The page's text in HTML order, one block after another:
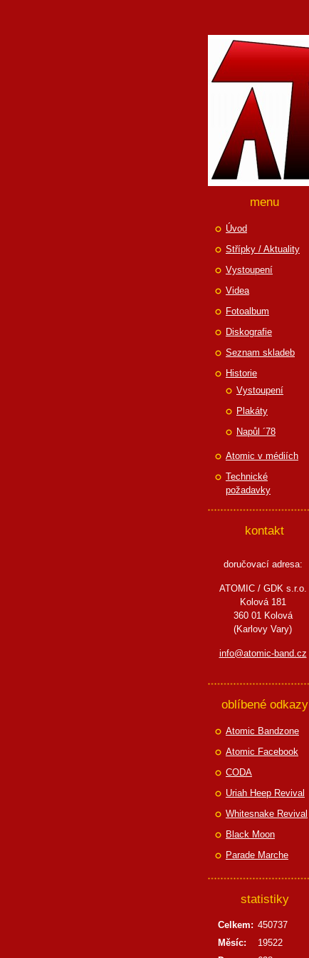
menu
Úvod
Střípky / Aktuality
Vystoupení
Videa
Fotoalbum
Diskografie
Seznam skladeb
Historie
Vystoupení
Plakáty
Napůl ´78
Atomic v médiích
Technické
požadavky
kontakt
doručovací adresa:
ATOMIC / GDK s.r.o.
Kolová 181
360 01 Kolová
(Karlovy Vary)
info@atomic-band.cz
oblíbené odkazy
Atomic Bandzone
Atomic Facebook
CODA
Uriah Heep Revival
Whitesnake Revival
Black Moon
Parade Marche
statistiky
Celkem: 450737
Měsíc:
19522